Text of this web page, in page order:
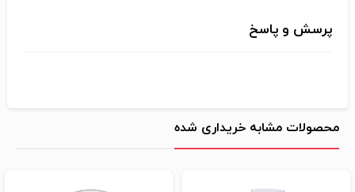
پرسش و پاسخ
محصولات مشابه خریداری شده